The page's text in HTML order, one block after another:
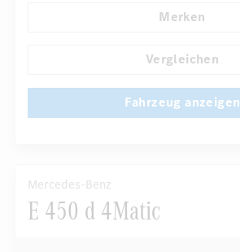
Elektr. Stabilitätsprogramm ESP
Merken
Vergleichen
Fahrzeug anzeigen
Mercedes-Benz
E 450 d 4Matic